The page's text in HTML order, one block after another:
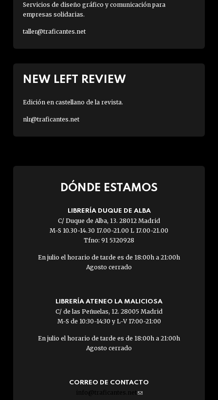
Servicios de diseño gráfico y comunicación para
empresas solidarias.
taller@traficantes.net
NEW LEFT REVIEW
Edición en castellano de la revista.
nlr@traficantes.net
DÓNDE ESTAMOS
LIBRERÍA DUQUE DE ALBA
C/ Duque de Alba, 13. 28012 Madrid
M-S 10.30-14.30 17.00-21.00 L 17.00-21.00
Tfno: 91 5320928
En julio el horario de tarde es de 18:00h a 21:00h
Agosto cerrado
LIBRERÍA ATENEO LA MALICIOSA
C/ de las Peñuelas, 12. 28005 Madrid
M-S de 10:30-14:30 y L-V 17:00-21:00
En julio el horario de tarde es de 18:00h a 21:00h
Agosto cerrado
CORREO DE CONTACTO
info@traficantes.net (link